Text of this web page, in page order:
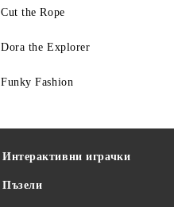
Cut the Rope
Dora the Explorer
Funky Fashion
Интерактивни играчки
Пъзели